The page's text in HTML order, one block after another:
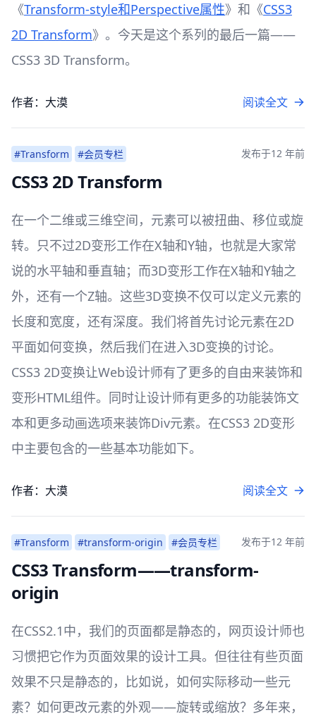
《Transform-style和Perspective属性》和《CSS3
2D Transform》。今天是这个系列的最后一篇——
CSS3 3D Transform。
作者：大漠 阅读全文
#Transform #会员专栏 发布于12 年前
CSS3 2D Transform
在一个二维或三维空间，元素可以被扭曲、移位或旋
转。只不过2D变形工作在X轴和Y轴，也就是大家常
说的水平轴和垂直轴；而3D变形工作在X轴和Y轴之
外，还有一个Z轴。这些3D变换不仅可以定义元素的
长度和宽度，还有深度。我们将首先讨论元素在2D
平面如何变换，然后我们在进入3D变换的讨论。
CSS3 2D变换让Web设计师有了更多的自由来装饰和
变形HTML组件。同时让设计师有更多的功能装饰文
本和更多动画选项来装饰Div元素。在CSS3 2D变形
中主要包含的一些基本功能如下。
作者：大漠 阅读全文
#Transform #transform-origin #会员专栏 发布于12 年前
CSS3 Transform——transform-
origin
在CSS2.1中，我们的页面都是静态的，网页设计师也
习惯把它作为页面效果的设计工具。但往往有些页面
效果不只是静态的，比如说，如何实际移动一些元
素？如何更改元素的外观——旋转或缩放？多年来，